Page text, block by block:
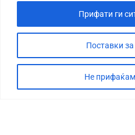
Поставки
Не
Прифати ги